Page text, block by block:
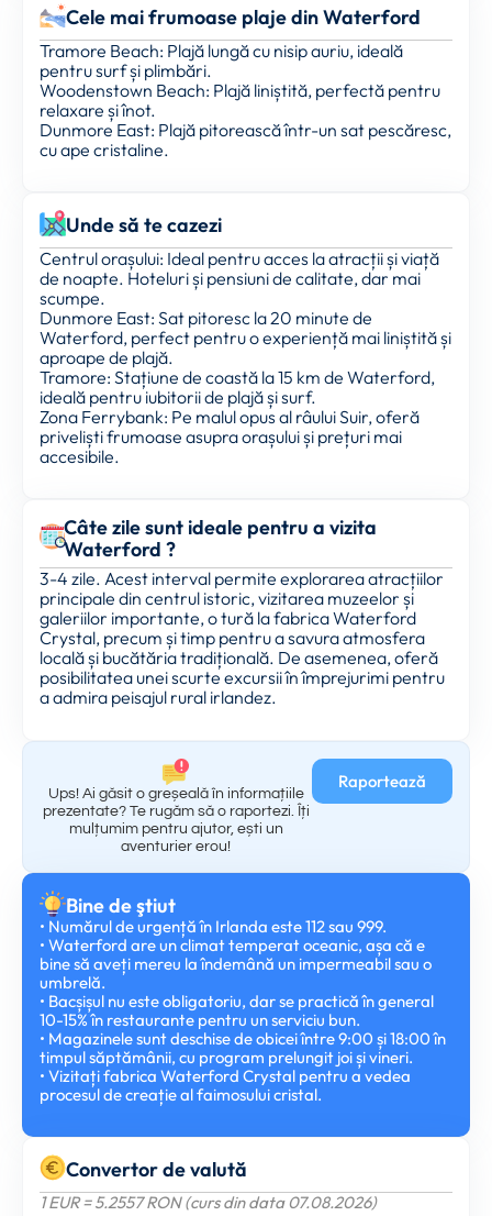
Cele mai frumoase plaje din Waterford
Tramore Beach: Plajă lungă cu nisip auriu, ideală
pentru surf și plimbări.
Woodenstown Beach: Plajă liniștită, perfectă pentru
relaxare și înot.
Dunmore East: Plajă pitorească într-un sat pescăresc,
cu ape cristaline.
Unde să te cazezi
Centrul orașului: Ideal pentru acces la atracții și viață
de noapte. Hoteluri și pensiuni de calitate, dar mai
scumpe.
Dunmore East: Sat pitoresc la 20 minute de
Waterford, perfect pentru o experiență mai liniștită și
aproape de plajă.
Tramore: Stațiune de coastă la 15 km de Waterford,
ideală pentru iubitorii de plajă și surf.
Zona Ferrybank: Pe malul opus al râului Suir, oferă
priveliști frumoase asupra orașului și prețuri mai
accesibile.
Câte zile sunt ideale pentru a vizita
Waterford ?
3-4 zile. Acest interval permite explorarea atracțiilor
principale din centrul istoric, vizitarea muzeelor și
galeriilor importante, o tură la fabrica Waterford
Crystal, precum și timp pentru a savura atmosfera
locală și bucătăria tradițională. De asemenea, oferă
posibilitatea unei scurte excursii în împrejurimi pentru
a admira peisajul rural irlandez.
Ups! Ai găsit o greșeală în informațiile
prezentate? Te rugăm să o raportezi. Îți
mulțumim pentru ajutor, ești un
aventurier erou!
Raportează
Bine de ştiut
• Numărul de urgență în Irlanda este 112 sau 999.
• Waterford are un climat temperat oceanic, așa că e
bine să aveți mereu la îndemână un impermeabil sau o
umbrelă.
• Bacșișul nu este obligatoriu, dar se practică în general
10-15% în restaurante pentru un serviciu bun.
• Magazinele sunt deschise de obicei între 9:00 și 18:00 în
timpul săptămânii, cu program prelungit joi și vineri.
• Vizitați fabrica Waterford Crystal pentru a vedea
procesul de creație al faimosului cristal.
Convertor de valută
1 EUR = 5.2557 RON (curs din data 07.08.2026)